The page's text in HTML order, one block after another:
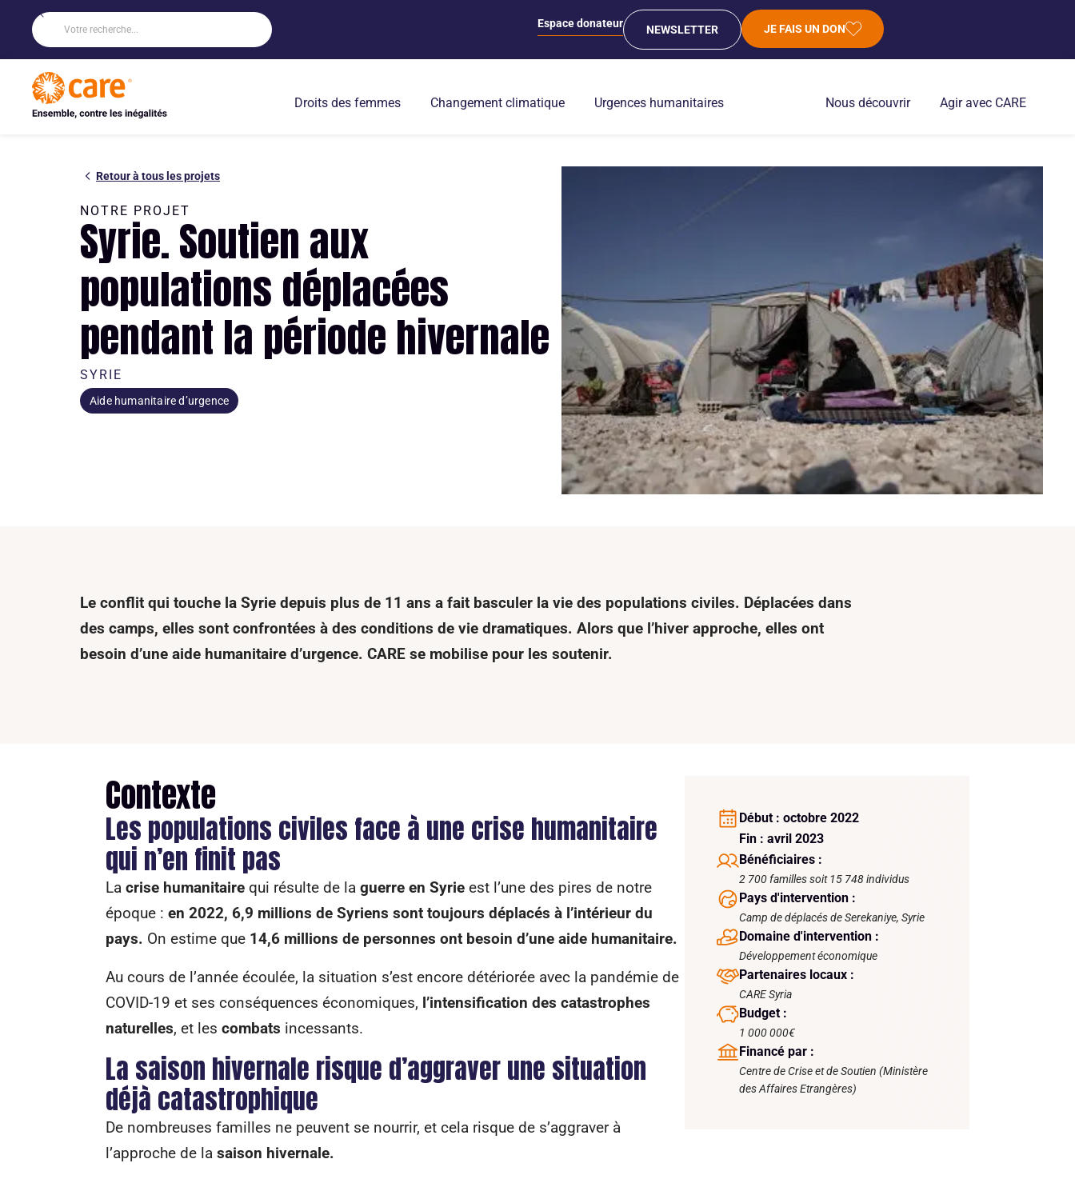
Espace donateur NEWSLETTER JE FAIS UN DON
Droits des femmes Changement climatique Urgences humanitaires Nous découvrir Agir avec CARE
Retour à tous les projets
NOTRE PROJET
Syrie. Soutien aux
populations déplacées
pendant la période hivernale
SYRIE
Aide humanitaire d’urgence
Le conflit qui touche la Syrie depuis plus de 11 ans a fait basculer la vie des populations civiles. Déplacées dans
des camps, elles sont confrontées à des conditions de vie dramatiques. Alors que l’hiver approche, elles ont
besoin d’une aide humanitaire d’urgence. CARE se mobilise pour les soutenir.
Contexte
Les populations civiles face à une crise humanitaire
qui n’en finit pas
La crise humanitaire qui résulte de la guerre en Syrie est l’une des pires de notre
époque : en 2022, 6,9 millions de Syriens sont toujours déplacés à l’intérieur du
pays. On estime que 14,6 millions de personnes ont besoin d’une aide humanitaire.
Au cours de l’année écoulée, la situation s’est encore détériorée avec la pandémie de
COVID-19 et ses conséquences économiques, l’intensification des catastrophes
naturelles, et les combats incessants.
La saison hivernale risque d’aggraver une situation
déjà catastrophique
De nombreuses familles ne peuvent se nourrir, et cela risque de s’aggraver à
l’approche de la saison hivernale.
Début : octobre 2022
Fin : avril 2023
Bénéficiaires :
2 700 familles soit 15 748 individus
Pays d'intervention :
Camp de déplacés de Serekaniye, Syrie
Domaine d'intervention :
Développement économique
Partenaires locaux :
CARE Syria
Budget :
1 000 000€
Financé par :
Centre de Crise et de Soutien (Ministère
des Affaires Etrangères)